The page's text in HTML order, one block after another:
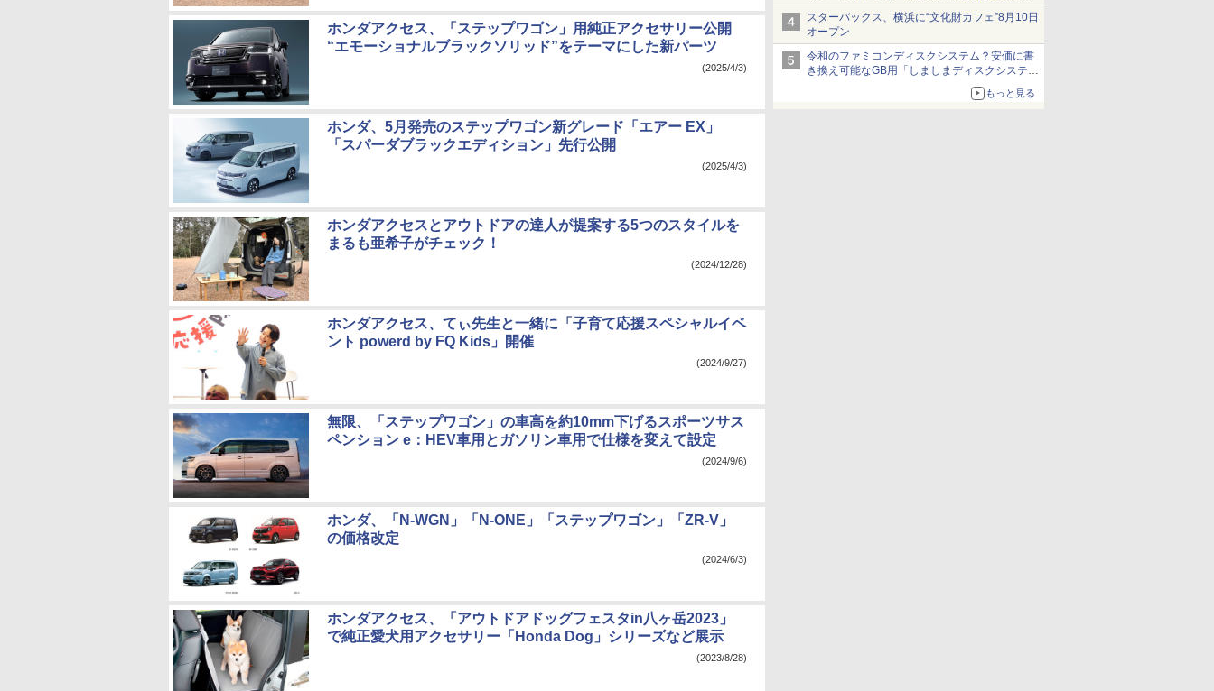
当選無効分
スターバックス、横浜に“文化財カフェ”8月10日
オープン
令和のファミコンディスクシステム？安価に書
き換え可能なGB用「しましまディスクシステ
もっと見る
ホンダアクセス、「ステップワゴン」用純正アクセサリー公開
“エモーショナルブラックソリッド”をテーマにした新パーツ
(2025/4/3)
ホンダ、5月発売のステップワゴン新グレード「エアー EX」
「スパーダブラックエディション」先行公開
(2025/4/3)
ホンダアクセスとアウトドアの達人が提案する5つのスタイルを
まるも亜希子がチェック！
(2024/12/28)
ホンダアクセス、てぃ先生と一緒に「子育て応援スペシャルイベ
ント powerd by FQ Kids」開催
(2024/9/27)
無限、「ステップワゴン」の車高を約10mm下げるスポーツサス
ペンション e：HEV車用とガソリン車用で仕様を変えて設定
(2024/9/6)
ホンダ、「N-WGN」「N-ONE」「ステップワゴン」「ZR-V」
の価格改定
(2024/6/3)
ホンダアクセス、「アウトドアドッグフェスタin八ヶ岳2023」
で純正愛犬用アクセサリー「Honda Dog」シリーズなど展示
(2023/8/28)